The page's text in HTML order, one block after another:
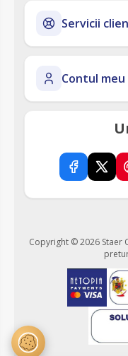
Servicii
Contul meu
Copyright © 2026 Staer